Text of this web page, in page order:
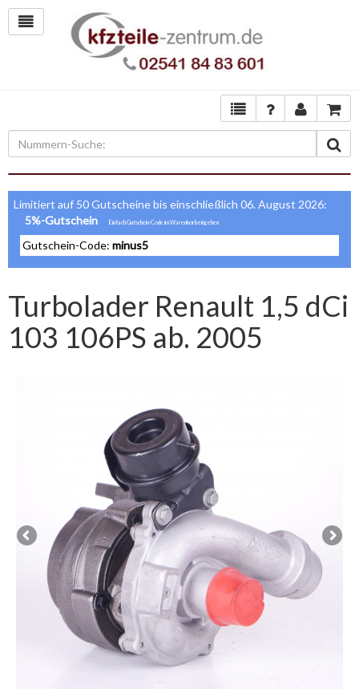
Limitiert auf 50 Gutscheine bis einschließlich 06. August 2026:
5%-Gutschein
Gutschein-Code: minus5
Turbolader Renault 1,5 dCi
103 106PS ab. 2005